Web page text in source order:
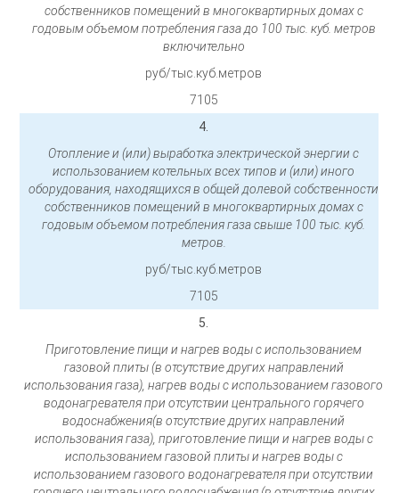
собственников помещений в многоквартирных домах с
годовым объемом потребления газа до 100 тыс. куб. метров
включительно
руб/тыс.куб.метров
7105
4.
Отопление и (или) выработка электрической энергии с
использованием котельных всех типов и (или) иного
оборудования, находящихся в общей долевой собственности
собственников помещений в многоквартирных домах с
годовым объемом потребления газа свыше 100 тыс. куб.
метров.
руб/тыс.куб.метров
7105
5.
Приготовление пищи и нагрев воды с использованием
газовой плиты (в отсутствие других направлений
использования газа), нагрев воды с использованием газового
водонагревателя при отсутствии центрального горячего
водоснабжения(в отсутствие других направлений
использования газа), приготовление пищи и нагрев воды с
использованием газовой плиты и нагрев воды с
использованием газового водонагревателя при отсутствии